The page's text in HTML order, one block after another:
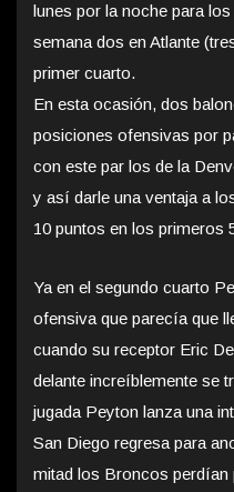
lunes por la noche para
semana dos en Atlante
primer cuarto.
En esta ocasión, dos
posiciones ofensivas por
con este par los de la
y así darle una ventaja a
10 puntos en los primeros
Ya en el segundo cuarto
ofensiva que parecía que
cuando su receptor Eric
delante increíblemente se
jugada Peyton lanza una
San Diego regresa para
mitad los Broncos perdían